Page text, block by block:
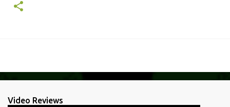
Video Reviews